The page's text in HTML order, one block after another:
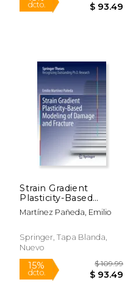
15% $ 109.99
Strain Gradient
Plasticity-Based
Modeling of Damage
and Fracture (en
Martínez Pañeda, Emilio
Springer, Tapa Blanda,
Nuevo